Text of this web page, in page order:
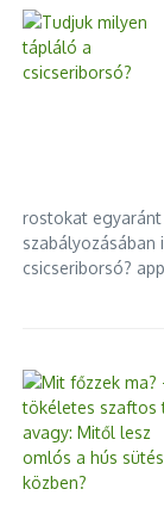
rostokat
szabályozásában
csicseriborsó?